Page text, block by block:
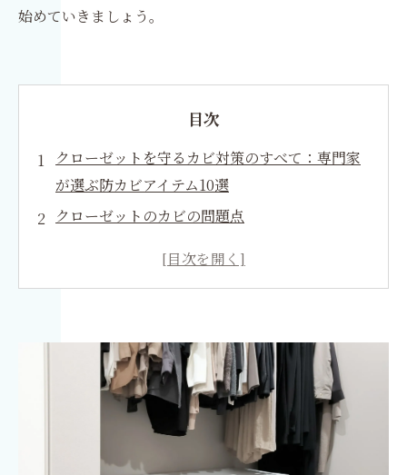
始めていきましょう。
目次
クローゼットを守るカビ対策のすべて：専門家
が選ぶ防カビアイテム10選
クローゼットのカビの問題点
実践！カビ対策の具体的手順
日常でのカビ予防策